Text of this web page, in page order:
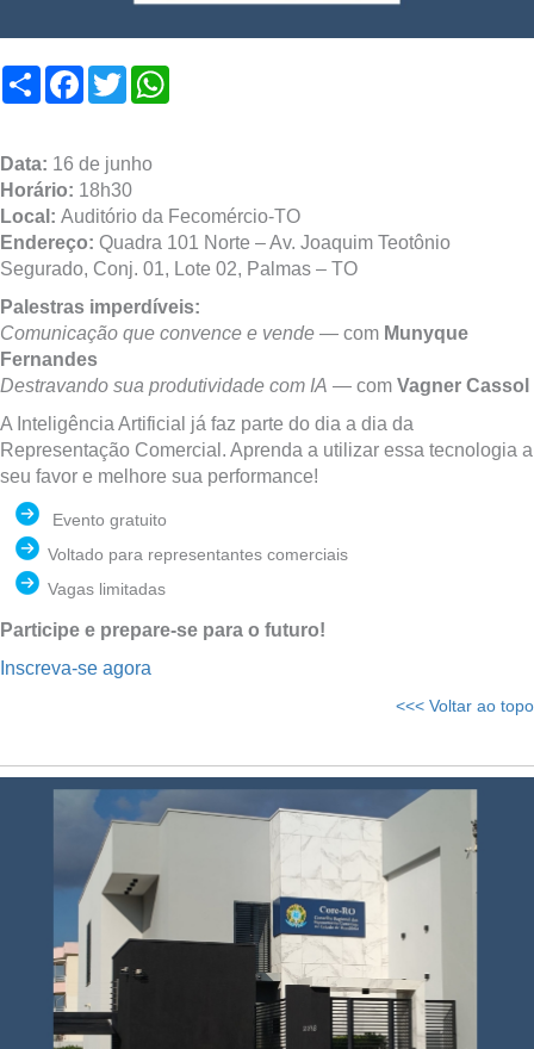
Compartilhar
Facebook
Twitter
Data: 16 de junho
Horário: 18h30
Local: Auditório da Fecomércio-TO
Endereço: Quadra 101 Norte – Av. Joaquim Teotônio
Segurado, Conj. 01, Lote 02, Palmas – TO
Palestras imperdíveis:
Comunicação que convence e vende — com Munyque
Fernandes
Destravando sua produtividade com IA — com Vagner Cassol
A Inteligência Artificial já faz parte do dia a dia da
Representação Comercial. Aprenda a utilizar essa tecnologia a
seu favor e melhore sua performance!
Evento gratuito
Voltado para representantes comerciais
Vagas limitadas
Participe e prepare-se para o futuro!
Inscreva-se agora
<<< Voltar ao topo